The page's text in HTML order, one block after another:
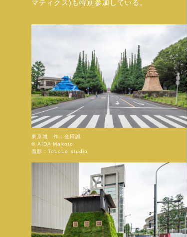
マティクス)も特別参加している。
東京城 作：会田誠
© AIDA Makoto
撮影：ToLoLo studio